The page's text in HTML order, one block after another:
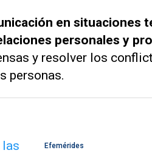
en situaciones
personales y
y resolver los
personas.
Efemérides